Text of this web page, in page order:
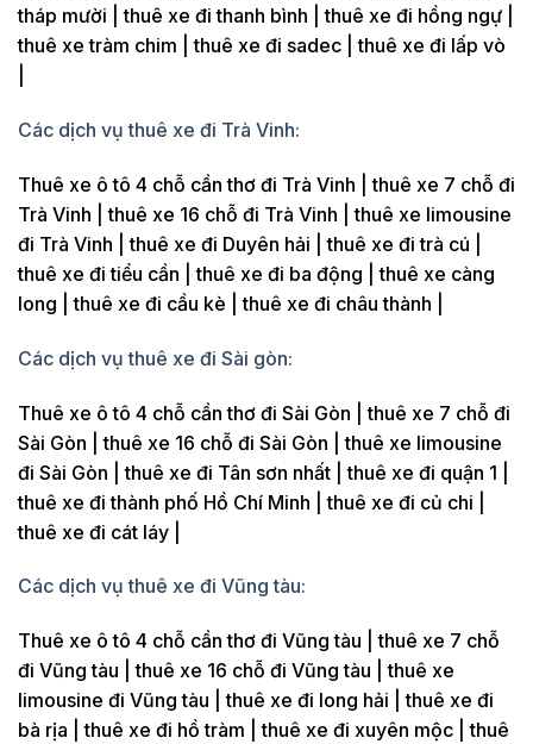
tháp mười | thuê xe đi thanh bình | thuê xe đi hồng ngự |
thuê xe tràm chim | thuê xe đi sadec | thuê xe đi lấp vò
Các dịch vụ thuê xe đi Trà Vinh:
Thuê xe ô tô 4 chỗ cần thơ đi Trà Vinh | thuê xe 7 chỗ đi
Trà Vinh | thuê xe 16 chỗ đi Trà Vinh | thuê xe limousine
đi Trà Vinh | thuê xe đi Duyên hải | thuê xe đi trà cú |
thuê xe đi tiểu cần | thuê xe đi ba động | thuê xe càng
long | thuê xe đi cầu kè | thuê xe đi châu thành |
Các dịch vụ thuê xe đi Sài gòn:
Thuê xe ô tô 4 chỗ cần thơ đi Sài Gòn | thuê xe 7 chỗ đi
Sài Gòn | thuê xe 16 chỗ đi Sài Gòn | thuê xe limousine
đi Sài Gòn | thuê xe đi Tân sơn nhất | thuê xe đi quận 1 |
thuê xe đi thành phố Hồ Chí Minh | thuê xe đi củ chi |
thuê xe đi cát láy |
Các dịch vụ thuê xe đi Vũng tàu:
Thuê xe ô tô 4 chỗ cần thơ đi Vũng tàu | thuê xe 7 chỗ
đi Vũng tàu | thuê xe 16 chỗ đi Vũng tàu | thuê xe
limousine đi Vũng tàu | thuê xe đi long hải | thuê xe đi
bà rịa | thuê xe đi hồ tràm | thuê xe đi xuyên mộc | thuê